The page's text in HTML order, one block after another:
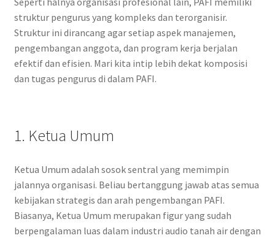
struktur pengurus yang kompleks dan terorganisir.
Struktur ini dirancang agar setiap aspek manajemen,
pengembangan anggota, dan program kerja berjalan
efektif dan efisien. Mari kita intip lebih dekat komposisi
dan tugas pengurus di dalam PAFI.
1. Ketua Umum
Ketua Umum adalah sosok sentral yang memimpin
jalannya organisasi. Beliau bertanggung jawab atas semua
kebijakan strategis dan arah pengembangan PAFI.
Biasanya, Ketua Umum merupakan figur yang sudah
berpengalaman luas dalam industri audio tanah air dengan